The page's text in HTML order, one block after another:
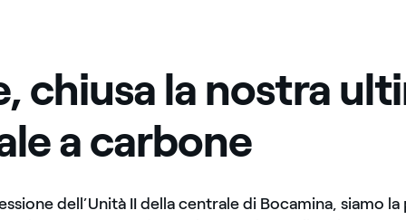
chiusa la nostra
a carbone
dell’Unità II della centrale di Bocamina, siamo